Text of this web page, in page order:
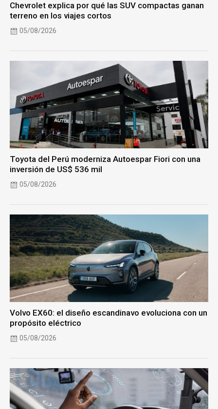
Chevrolet explica por qué las SUV compactas ganan
terreno en los viajes cortos
05/08/2026
Toyota del Perú moderniza Autoespar Fiori con una
inversión de US$ 536 mil
05/08/2026
Volvo EX60: el diseño escandinavo evoluciona con un
propósito eléctrico
05/08/2026